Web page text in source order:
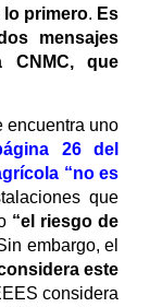
lo primero. Es
mensajes
CNMC, que
encuentra uno
26 del
“no es
que
“el riesgo de
embargo, el
este
considera